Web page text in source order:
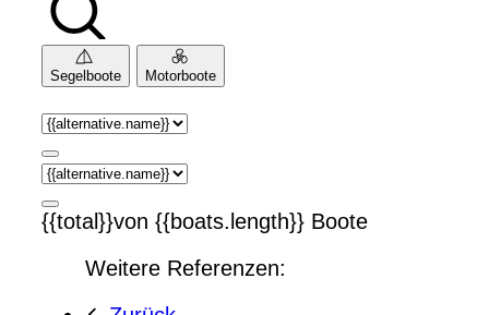
Segelboote Motorboote
{{total}}von {{boats.length}} Boote
Weitere Referenzen: